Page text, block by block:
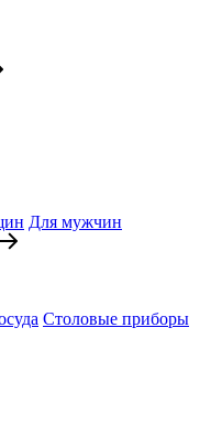
Для мужчин
Столовые приборы